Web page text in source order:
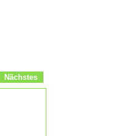
Nächstes